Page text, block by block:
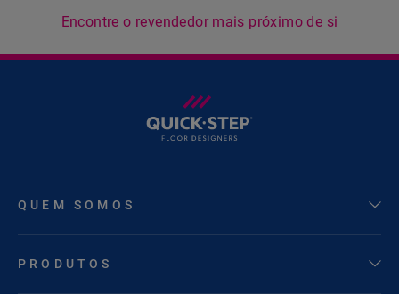
Encontre o revendedor mais próximo de si
QUEM SOMOS
PRODUTOS